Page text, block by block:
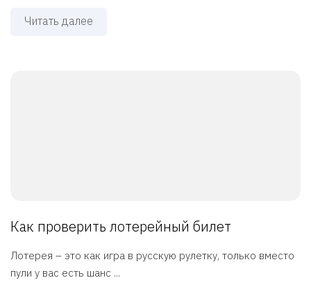
Читать далее
Как проверить лотерейный билет
Лотерея – это как игра в русскую рулетку, только вместо
пули у вас есть шанс ...